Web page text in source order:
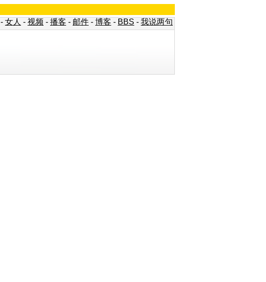
- 女人 - 视频 - 播客 - 邮件 - 博客 - BBS - 我说两句